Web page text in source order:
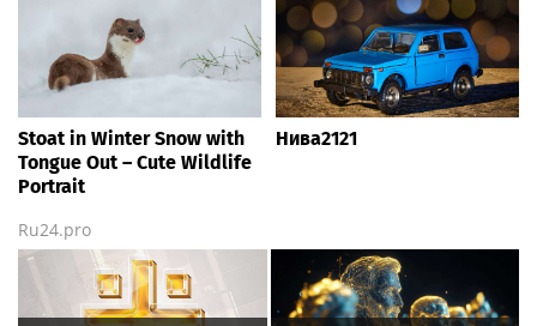
Stoat in Winter Snow with
Tongue Out – Cute Wildlife
Portrait
Нива2121
Ru24.pro